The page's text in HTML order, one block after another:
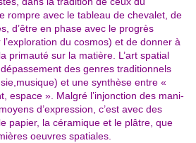
rompre avec le tableau de chevalet, de
d’être en phase avec le progrès
du cosmos) et de donner à
primauté sur la matière. L’art spatial
des genres traditionnels
et une synthèse entre «
espace ». Malgré l’injonction des mani-
d’expression, c’est avec des
papier, la céramique et le plâtre, que
oeuvres spatiales.